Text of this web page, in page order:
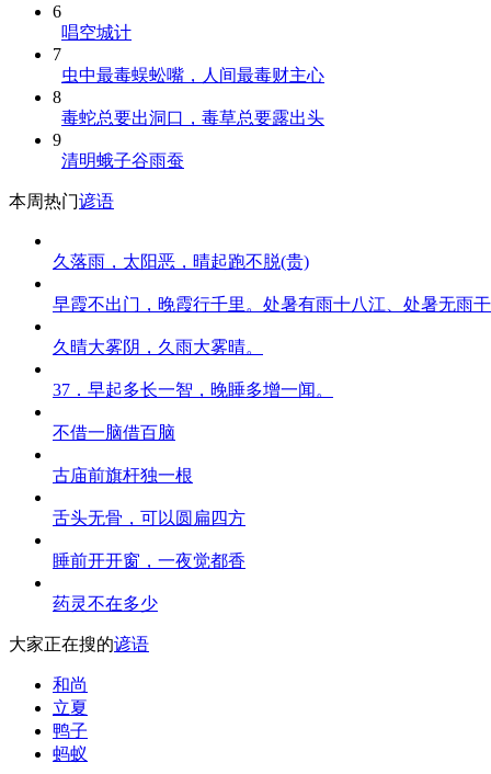
6
唱空城计
7
虫中最毒蜈蚣嘴，人间最毒财主心
8
毒蛇总要出洞口，毒草总要露出头
9
清明蛾子谷雨蚕
本周热门谚语
久落雨，太阳恶，晴起跑不脱(贵)
早霞不出门，晚霞行千里。处暑有雨十八江、处暑无雨
久晴大雾阴，久雨大雾晴。
37．早起多长一智，晚睡多增一闻。
不借一脑借百脑
古庙前旗杆独一根
舌头无骨，可以圆扁四方
睡前开开窗，一夜觉都香
药灵不在多少
大家正在搜的谚语
和尚
立夏
鸭子
蚂蚁